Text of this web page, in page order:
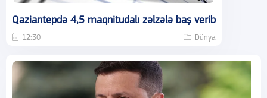
Qaziantepdə 4,5 maqnitudalı zəlzələ baş verib
12:30 Dünya